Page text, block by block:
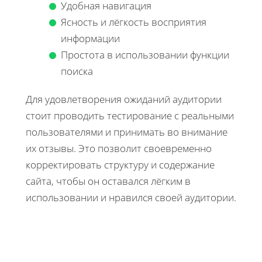
Удобная навигация
Ясность и лёгкость восприятия
информации
Простота в использовании функции
поиска
Для удовлетворения ожиданий аудитории
стоит проводить тестирование с реальными
пользователями и принимать во внимание
их отзывы. Это позволит своевременно
корректировать структуру и содержание
сайта, чтобы он оставался лёгким в
использовании и нравился своей аудитории.